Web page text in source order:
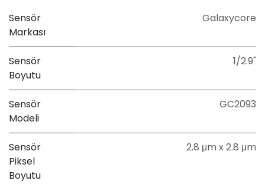
Sensör
Markası
Galaxycore
Sensör
Boyutu
1/2.9"
Sensör
Modeli
GC2093
Sensör
Piksel
Boyutu
2.8 μm x 2.8 μm